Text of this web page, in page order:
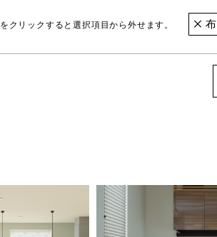
をクリックすると選択項目から外せます。 布